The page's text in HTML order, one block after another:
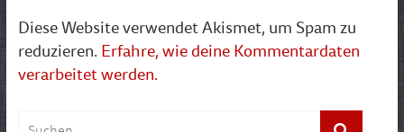
Diese Website verwendet Akismet, um Spam zu
reduzieren. Erfahre, wie deine Kommentardaten
verarbeitet werden.